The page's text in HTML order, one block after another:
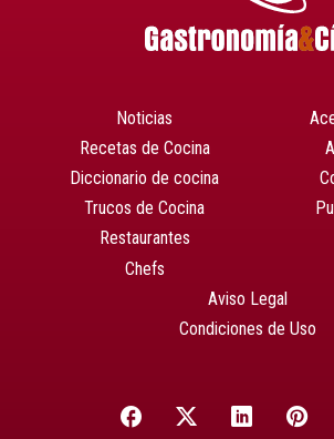
Noticias
Recetas de Cocina
Diccionario de cocina
Trucos de Cocina
Restaurantes
Chefs
Aviso Legal
Condiciones de Uso